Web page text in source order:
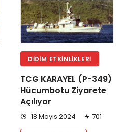
DIDIM ETKINLIKLERI
TCG KARAYEL (P-349)
Hücumbotu Ziyarete
Açılıyor
18 Mayıs 2024 701